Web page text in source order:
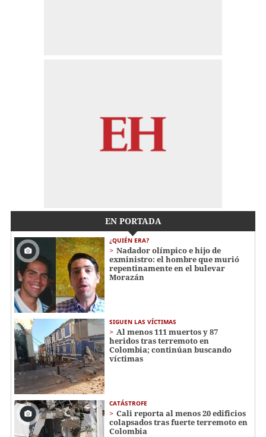
EN PORTADA
¿QUIÉN ERA?
Nadador olímpico e hijo de
exministro: el hombre que murió
repentinamente en el bulevar
Morazán
SIGUEN LAS VÍCTIMAS
Al menos 111 muertos y 87
heridos tras terremoto en
Colombia; continúan buscando
víctimas
CATÁSTROFE
Cali reporta al menos 20 edificios
colapsados tras fuerte terremoto en
Colombia